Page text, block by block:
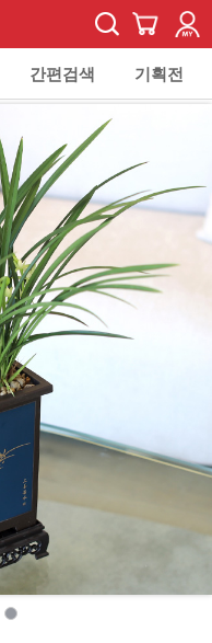
간편검색 기획전